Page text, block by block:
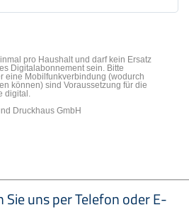
pro Haushalt und darf kein Ersatz
Digitalabonnement sein. Bitte
eine Mobilfunkverbindung (wodurch
können) sind Voraussetzung für die
digital.
Druckhaus GmbH
Sie uns per Telefon oder E-